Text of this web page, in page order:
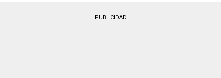
PUBLICIDAD